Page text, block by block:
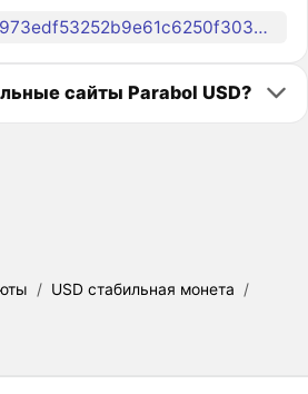
0x1f94d6a61973edf53252b9e61c6250f303957b9d
сайты Parabol USD?
/ USD стабильная монета /